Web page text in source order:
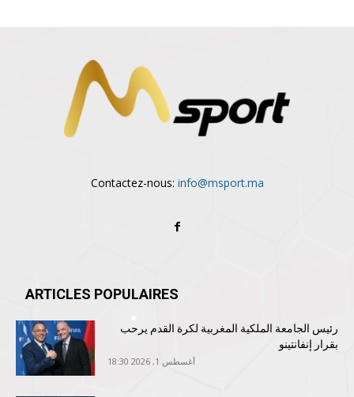
Contactez-nous: info@msport.ma
ARTICLES POPULAIRES
رئيس الجامعة الملكية المغربية لكرة القدم يرحب
بقرار إنفانتينو
أغسطس 1, 2026 18:30